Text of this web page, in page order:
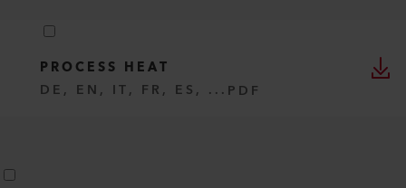
PROCESS HEAT
DE, EN, IT, FR, ES, ... PDF